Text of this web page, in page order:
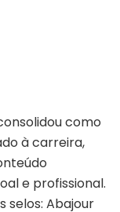
como
à carreira,
e profissional.
selos: Abajour